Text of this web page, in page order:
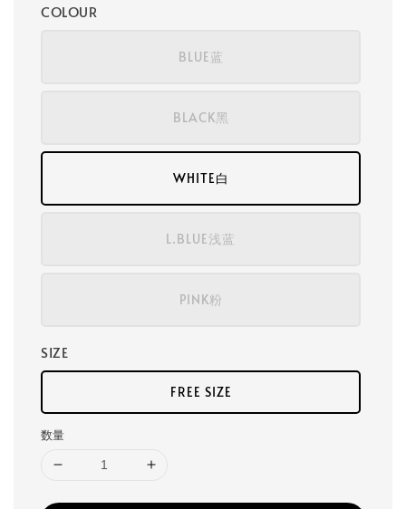
COLOUR
BLUE蓝
BLACK黑
WHITE白
L.BLUE浅蓝
PINK粉
SIZE
FREE SIZE
数量